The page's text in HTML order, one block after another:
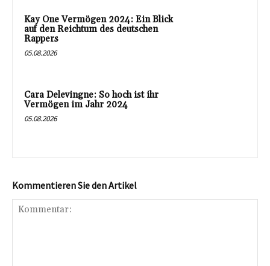
Kay One Vermögen 2024: Ein Blick
auf den Reichtum des deutschen
Rappers
05.08.2026
Cara Delevingne: So hoch ist ihr
Vermögen im Jahr 2024
05.08.2026
Kommentieren Sie den Artikel